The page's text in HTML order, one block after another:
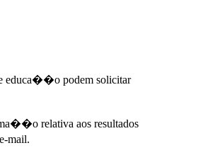
educa��o podem solicitar
relativa aos resultados
mail.